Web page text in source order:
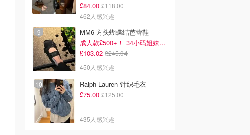
£84.00 £118.00
462人感兴趣
MM6 方头蝴蝶结芭蕾鞋
成人款£500+！ 34小码姐妹冲！
£103.02 £245.04
450人感兴趣
Ralph Lauren 针织毛衣
£75.00 £125.00
435人感兴趣